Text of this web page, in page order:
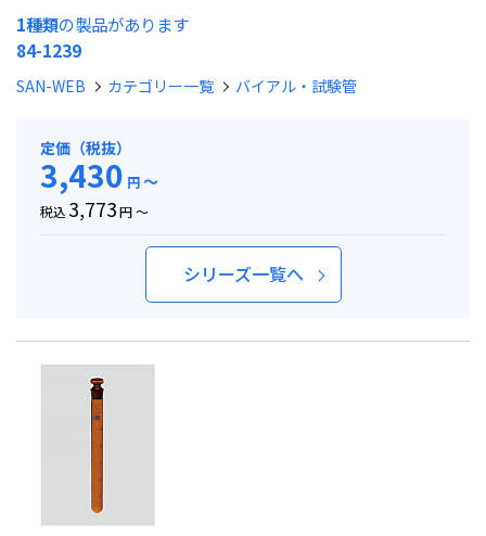
1種類の製品があります
84-1239
SAN-WEB カテゴリー一覧 バイアル・試験管
定価（税抜）
3,430 円～
税込 3,773円 ～
シリーズ一覧へ